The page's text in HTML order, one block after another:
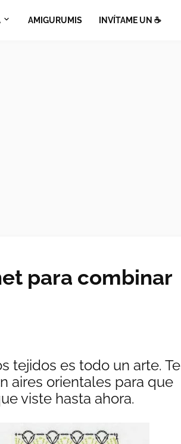
AMIGURUMIS INVÍTAME UN ☕​
para combinar
tejidos es todo un arte. Te
aires orientales para que
viste hasta ahora.